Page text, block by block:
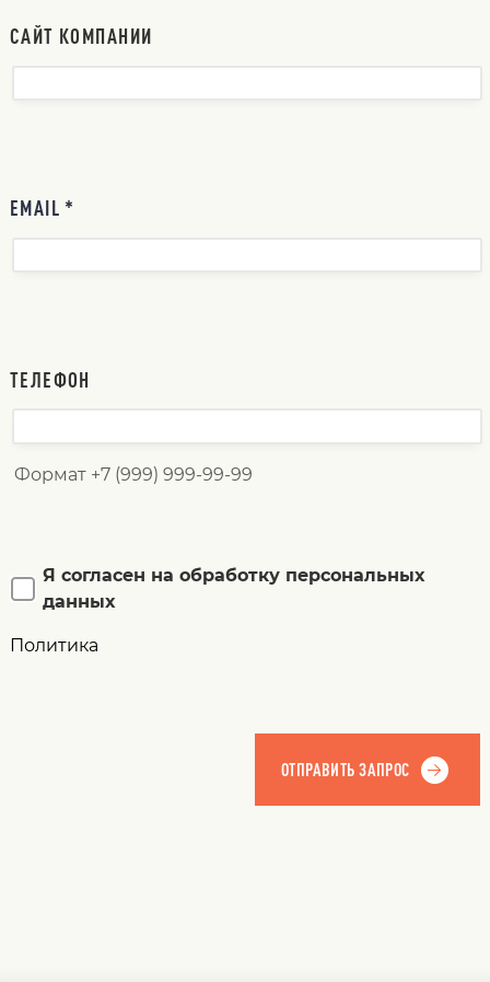
САЙТ КОМПАНИИ
EMAIL *
ТЕЛЕФОН
Формат +7 (999) 999-99-99
Я согласен на обработку персональных
данных
Политика